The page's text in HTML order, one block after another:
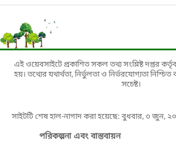
এই ওয়েবসাইটে প্রকাশিত সকল তথ্য সংশ্লিষ্ট দপ্তর
হয়। তথ্যের যথার্থতা, নির্ভুলতা ও নির্ভরযোগ্যতা নিশ্চিত
সচেষ্ট।
সাইটটি শেষ হাল-নাগাদ করা হয়েছে: বুধবার, ৩ জুন,
পরিকল্পনা এবং বাস্তবায়ন